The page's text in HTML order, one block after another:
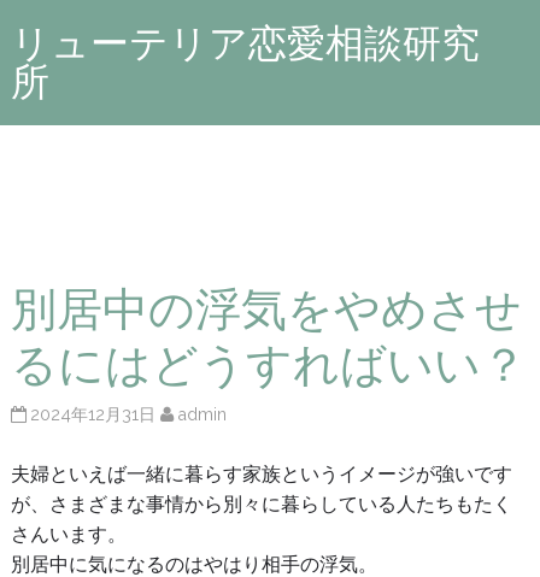
リューテリア恋愛相談研究
所
別居中の浮気をやめさせ
るにはどうすればいい？
2024年12月31日 admin
夫婦といえば一緒に暮らす家族というイメージが強いです
が、さまざまな事情から別々に暮らしている人たちもたく
さんいます。
別居中に気になるのはやはり相手の浮気。